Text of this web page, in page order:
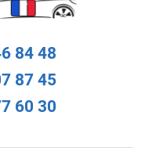
84 48
87 45
60 30